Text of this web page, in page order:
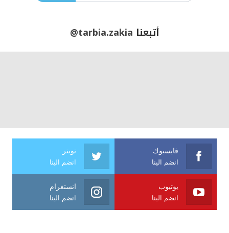
أتبعنا @tarbia.zakia
فايسبوك
انضم الينا
تويتر
انضم الينا
يوتيوب
انضم الينا
انستغرام
انضم الينا